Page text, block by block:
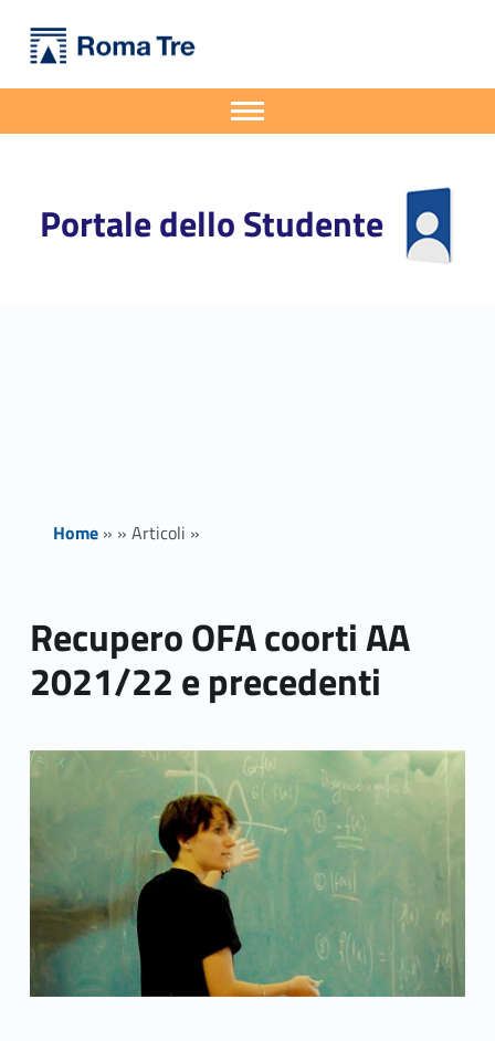
Recupero OFA coorti AA 2021/22 e precedenti - Portale dello Studente
Portale dello Studente
Apri il menu secondario
Header info sidebar
Home» » Articoli »
Recupero OFA coorti AA
2021/22 e precedenti
Link identifier archive #link-archive-thumb-soap-53175